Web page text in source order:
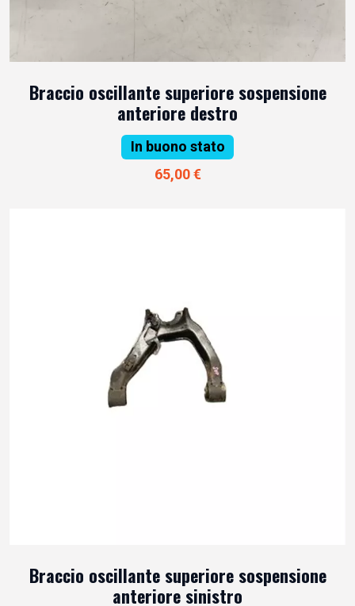
Braccio oscillante superiore sospensione
anteriore destro
In buono stato
65,00 €
Braccio oscillante superiore sospensione
anteriore sinistro